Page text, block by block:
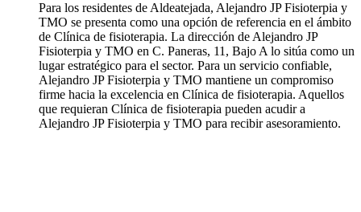
Para los residentes de Aldeatejada, Alejandro JP Fisioterpia y
TMO se presenta como una opción de referencia en el ámbito
de Clínica de fisioterapia. La dirección de Alejandro JP
Fisioterpia y TMO en C. Paneras, 11, Bajo A lo sitúa como un
lugar estratégico para el sector. Para un servicio confiable,
Alejandro JP Fisioterpia y TMO mantiene un compromiso
firme hacia la excelencia en Clínica de fisioterapia. Aquellos
que requieran Clínica de fisioterapia pueden acudir a
Alejandro JP Fisioterpia y TMO para recibir asesoramiento.